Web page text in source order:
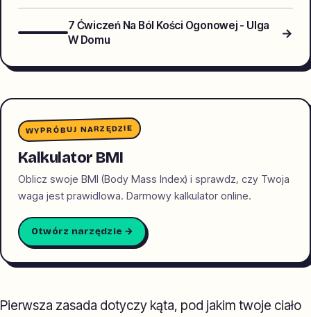
7 Ćwiczeń Na Ból Kości Ogonowej - Ulga
W Domu
→
WYPRÓBUJ NARZĘDZIE
Kalkulator BMI
Oblicz swoje BMI (Body Mass Index) i sprawdz, czy Twoja
waga jest prawidlowa. Darmowy kalkulator online.
Otwórz narzędzie →
Pierwsza zasada dotyczy kąta, pod jakim twoje ciało